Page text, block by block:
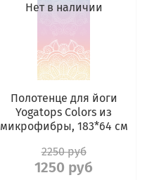
Нет в наличии
Полотенце для йоги
Yogatops Colors из
микрофибры, 183*64 см
2250 руб
1250 руб